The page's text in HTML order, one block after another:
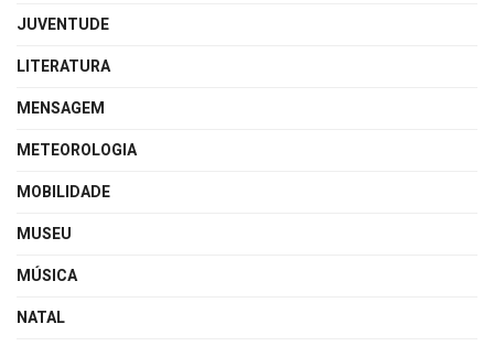
JUVENTUDE
LITERATURA
MENSAGEM
METEOROLOGIA
MOBILIDADE
MUSEU
MÚSICA
NATAL